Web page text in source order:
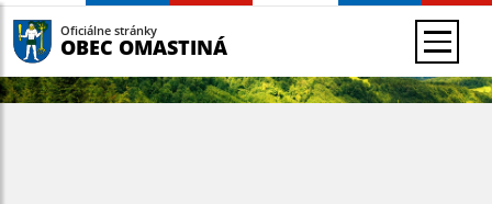
Oficiálne stránky
OBEC OMASTINÁ